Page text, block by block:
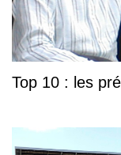
Top 10 : les